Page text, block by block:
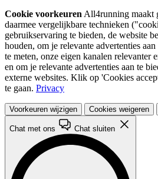
Cookie voorkeuren All4running maakt
daarmee vergelijkbare technieken
gebruikservaring te bieden, de website
houden, om je relevante advertenties
te meten, onze eigen kanalen relevanter
en om je relevante advertenties aan te
externe websites. Klik op 'Cookies
te gaan. Privacy
Voorkeuren wijzigen Cookies weigeren
Chat met ons Chat sluiten